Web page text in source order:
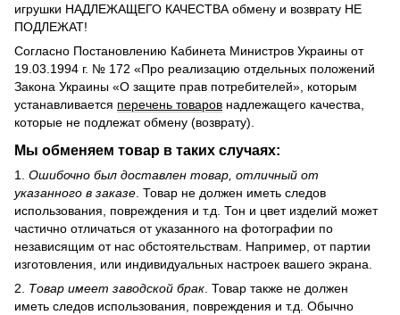
игрушки НАДЛЕЖАЩЕГО КАЧЕСТВА обмену и возврату НЕ
ПОДЛЕЖАТ!
Согласно Постановлению Кабинета Министров Украины от
19.03.1994 г. № 172 «Про реализацию отдельных положений
Закона Украины «О защите прав потребителей», которым
устанавливается перечень товаров надлежащего качества,
которые не подлежат обмену (возврату).
Мы обменяем товар в таких случаях:
1. Ошибочно был доставлен товар, отличный от
указанного в заказе. Товар не должен иметь следов
использования, повреждения и т.д. Тон и цвет изделий может
частично отличаться от указанного на фотографии по
независящим от нас обстоятельствам. Например, от партии
изготовления, или индивидуальных настроек вашего экрана.
2. Товар имеет заводской брак. Товар также не должен
иметь следов использования, повреждения и т.д. Обычно